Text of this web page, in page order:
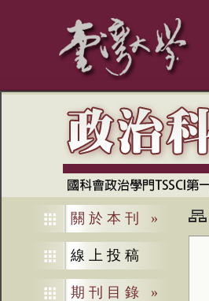
關於本刊 »
線上投稿
期刊目錄 »